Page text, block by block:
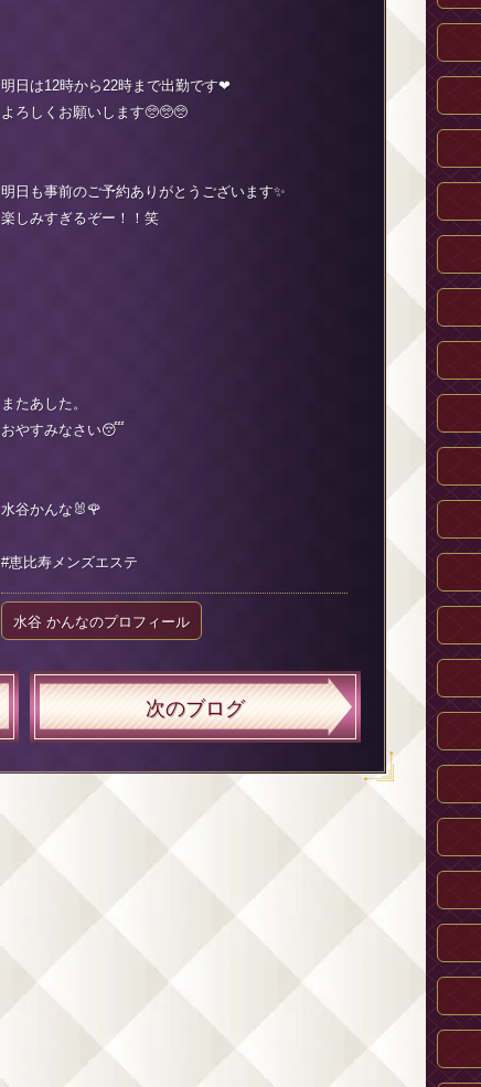
明日は12時から22時まで出勤です❤︎
よろしくお願いします🥺🥺🥺
明日も事前のご予約ありがとうございます✨
楽しみすぎるぞー！！笑
またあした。
おやすみなさい😴
水谷かんな🐰🌹
#恵比寿メンズエステ
水谷 かんなのプロフィール
次のブログ